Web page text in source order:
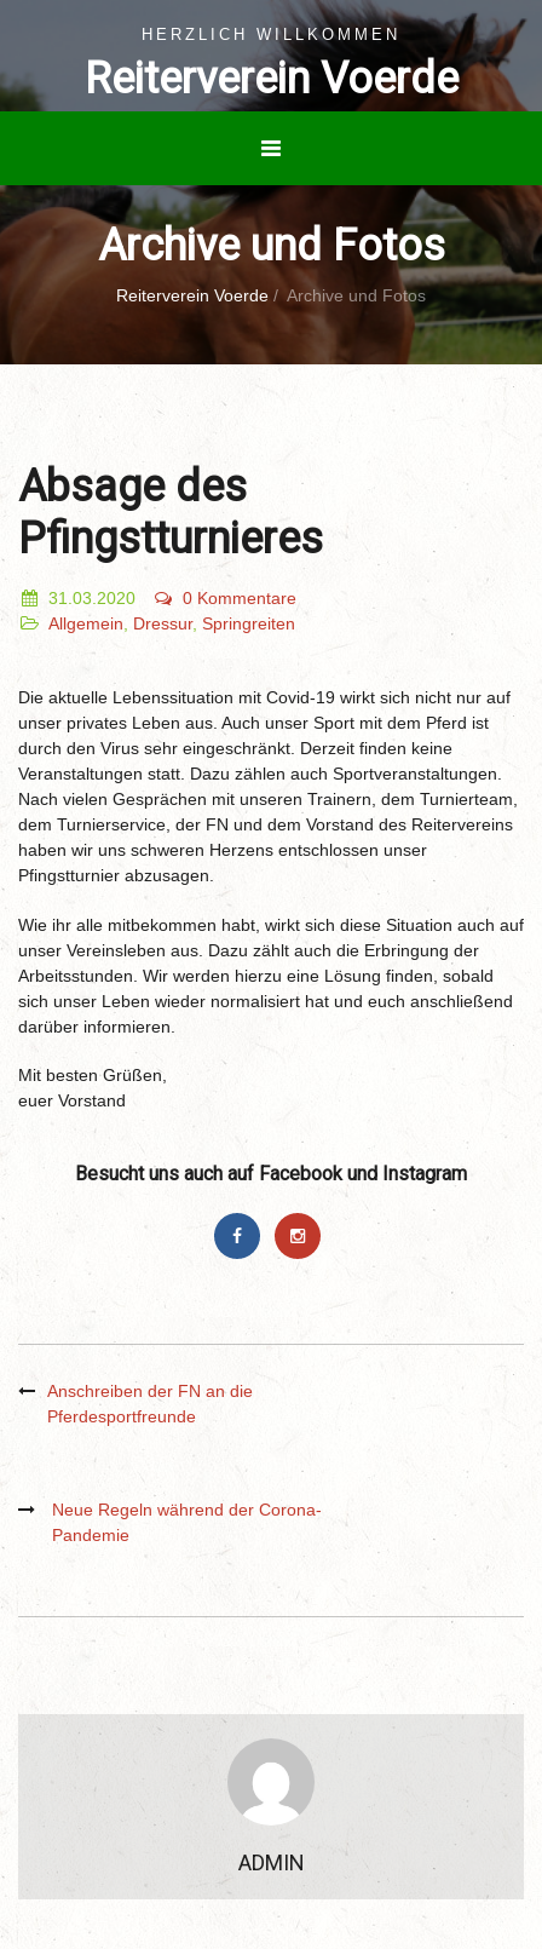
HERZLICH WILLKOMMEN
Reiterverein Voerde
Archive und Fotos
Reiterverein Voerde / Archive und Fotos
Absage des
Pfingstturnieres
31.03.2020
0 Kommentare
Allgemein
Dressur, Springreiten
Die aktuelle Lebenssituation mit Covid-19 wirkt sich nicht nur auf
unser privates Leben aus. Auch unser Sport mit dem Pferd ist
durch den Virus sehr eingeschränkt. Derzeit finden keine
Veranstaltungen statt. Dazu zählen auch Sportveranstaltungen.
Nach vielen Gesprächen mit unseren Trainern, dem Turnierteam,
dem Turnierservice, der FN und dem Vorstand des Reitervereins
haben wir uns schweren Herzens entschlossen unser
Pfingstturnier abzusagen.
Wie ihr alle mitbekommen habt, wirkt sich diese Situation auch auf
unser Vereinsleben aus. Dazu zählt auch die Erbringung der
Arbeitsstunden. Wir werden hierzu eine Lösung finden, sobald
sich unser Leben wieder normalisiert hat und euch anschließend
darüber informieren.
Mit besten Grüßen,
euer Vorstand
Besucht uns auch auf Facebook und Instagram
Anschreiben der FN an die
Pferdesportfreunde
Neue Regeln während der Corona-
Pandemie
ADMIN